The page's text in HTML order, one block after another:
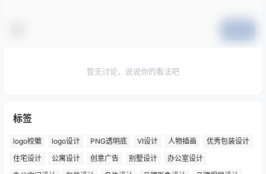
暂无讨论，说说你的看法吧
标签
logo校徽 logo设计 PNG透明底 VI设计 人物插画
优秀包装设计
住宅设计
公寓设计 创意广告 别墅设计
办公室设计